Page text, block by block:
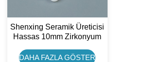
Shenxing Seramik Üreticisi
Hassas 10mm Zirkonyum
DAHA FAZLA GÖSTER